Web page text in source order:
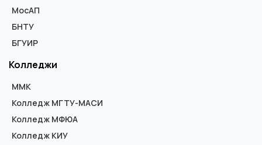
МосАП
БНТУ
БГУИР
Колледжи
ММК
Колледж МГТУ-МАСИ
Колледж МФЮА
Колледж КИУ